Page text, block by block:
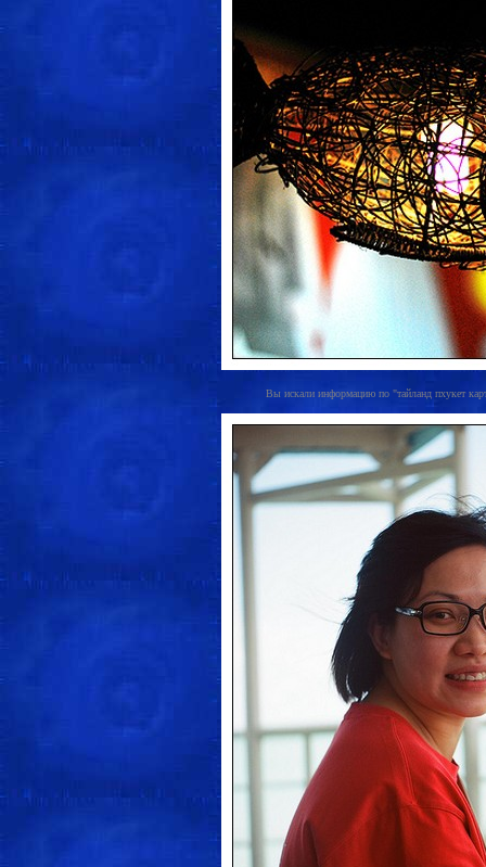
Вы искали информацию по "тайланд пхукет